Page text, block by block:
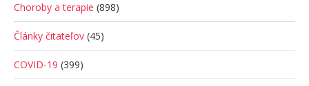
Choroby a terapie (898)
Články čitateľov (45)
COVID-19 (399)